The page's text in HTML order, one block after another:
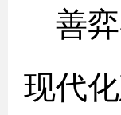
善弈
现代